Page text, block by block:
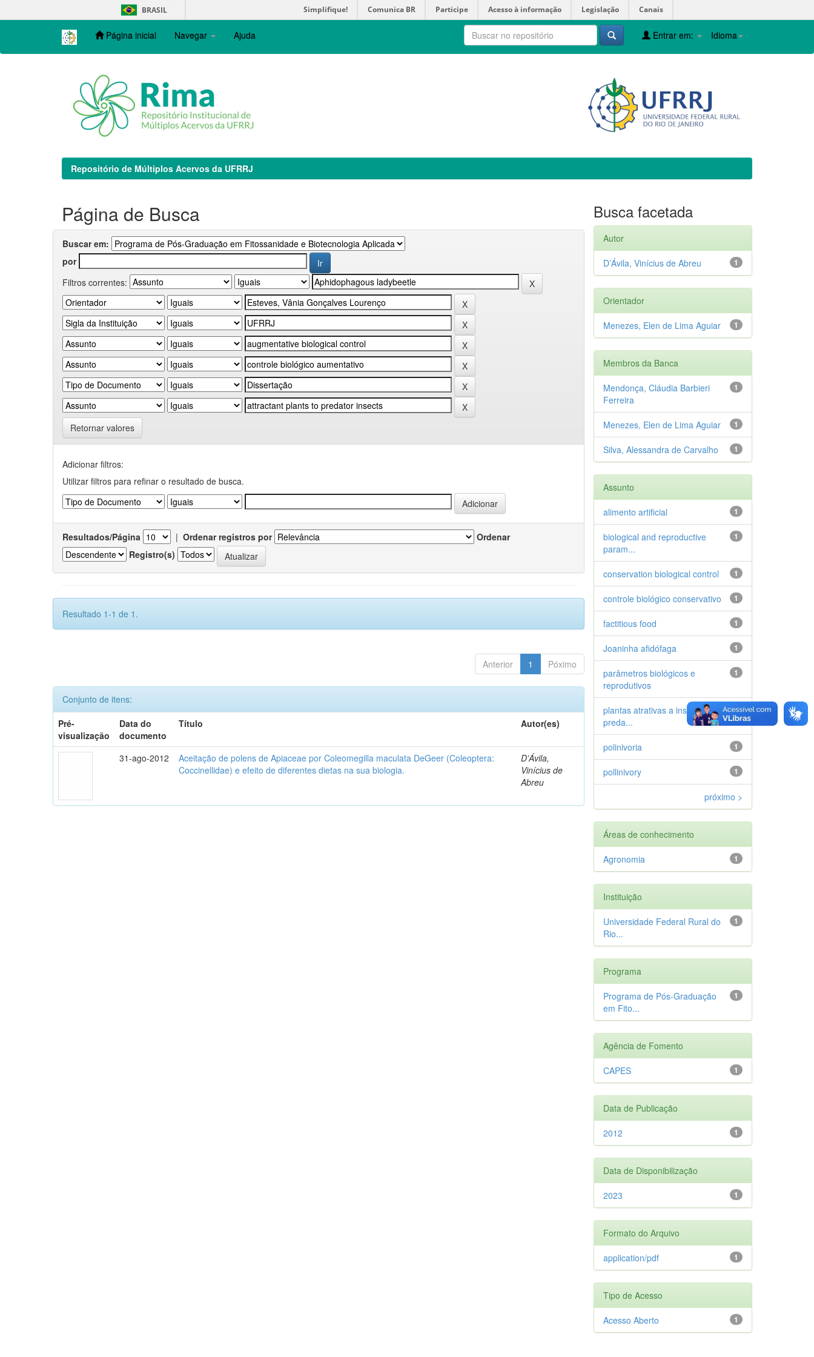
navigation
BRASIL Simplifique! Comunica BR Participe Acesso à informação Legislação Canais
Página inicial Navegar Ajuda Idioma
Entrar em:
Repositório de Múltiplos Acervos da UFRRJ
Página de Busca
Buscar em:
por
Filtros correntes:
Retornar valores
Adicionar filtros:
Utilizar filtros para refinar o resultado de busca.
Resultados/Página | Ordenar registros por
Ordenar
Registro(s)
Resultado 1-1 de 1.
Anterior 1 Póximo
Conjunto de itens:
Pré-
visualização
Data do
documento
Título Autor(es)
31-ago-2012
Aceitação de polens de Apiaceae por Coleomegilla maculata DeGeer (Coleoptera:
Coccinellidae) e efeito de diferentes dietas na sua biologia.
D’Ávila,
Vinícius de
Abreu
Busca facetada
Autor
1
D’Ávila, Vinícius de Abreu
Orientador
1
Menezes, Elen de Lima Aguiar
Membros da Banca
1
Mendonça, Cláudia Barbieri
Ferreira
1
Menezes, Elen de Lima Aguiar
1
Silva, Alessandra de Carvalho
Assunto
1
alimento artificial
1
biological and reproductive
param...
1
conservation biological control
1
controle biológico conservativo
1
factitious food
1
Joaninha afidófaga
1
parâmetros biológicos e
reprodutivos
1
plantas atrativas a insetos
preda...
1
polinivoria
1
pollinivory
próximo >
Áreas de conhecimento
1
Agronomia
Instituição
1
Universidade Federal Rural do
Rio...
Programa
1
Programa de Pós-Graduação
em Fito...
Agência de Fomento
1
CAPES
Data de Publicação
1
2012
Data de Disponibilização
1
2023
Formato do Arquivo
1
application/pdf
Tipo de Acesso
1
Acesso Aberto